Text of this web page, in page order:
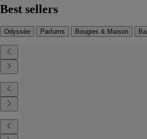
Best sellers
Odyssée Parfums Bougies & Maison